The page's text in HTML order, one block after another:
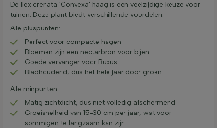
De Ilex crenata 'Convexa' haag is een veelzijdige keuze voor
tuinen. Deze plant biedt verschillende voordelen:
Alle pluspunten:
Perfect voor compacte hagen
Bloemen zijn een nectarbron voor bijen
Goede vervanger voor Buxus
Bladhoudend, dus het hele jaar door groen
Alle minpunten:
Matig zichtdicht, dus niet volledig afschermend
Groeisnelheid van 15-30 cm per jaar, wat voor
sommigen te langzaam kan zijn